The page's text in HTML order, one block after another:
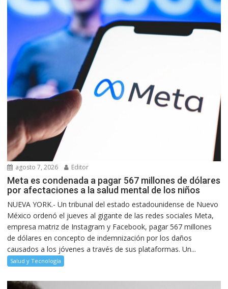
agosto 7, 2026 Editor
Meta es condenada a pagar 567 millones de dólares
por afectaciones a la salud mental de los niños
NUEVA YORK.- Un tribunal del estado estadounidense de Nuevo
México ordenó el jueves al gigante de las redes sociales Meta,
empresa matriz de Instagram y Facebook, pagar 567 millones
de dólares en concepto de indemnización por los daños
causados a los jóvenes a través de sus plataformas. Un...
Salud y Tecnología